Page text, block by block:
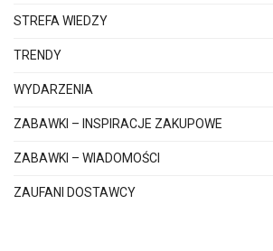
STREFA WIEDZY
TRENDY
WYDARZENIA
ZABAWKI – INSPIRACJE ZAKUPOWE
ZABAWKI – WIADOMOŚCI
ZAUFANI DOSTAWCY